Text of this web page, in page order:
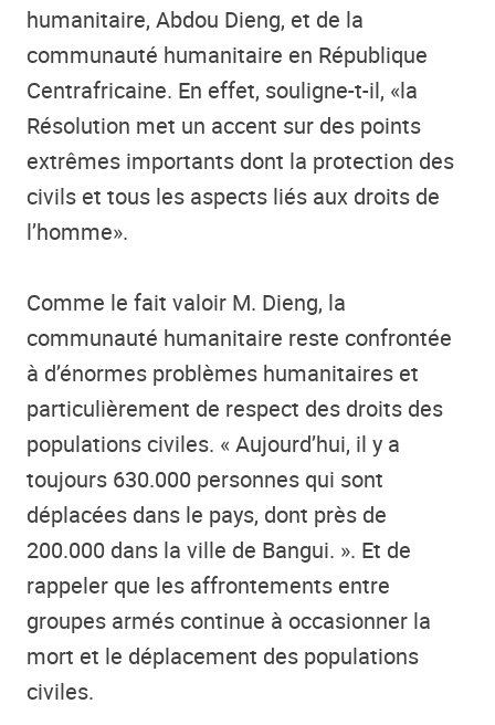
humanitaire, Abdou Dieng, et de la
communauté humanitaire en République
Centrafricaine. En effet, souligne-t-il, «la
Résolution met un accent sur des points
extrêmes importants dont la protection des
civils et tous les aspects liés aux droits de
l’homme».
Comme le fait valoir M. Dieng, la
communauté humanitaire reste confrontée
à d’énormes problèmes humanitaires et
particulièrement de respect des droits des
populations civiles. « Aujourd’hui, il y a
toujours 630.000 personnes qui sont
déplacées dans le pays, dont près de
200.000 dans la ville de Bangui. ». Et de
rappeler que les affrontements entre
groupes armés continue à occasionner la
mort et le déplacement des populations
civiles.